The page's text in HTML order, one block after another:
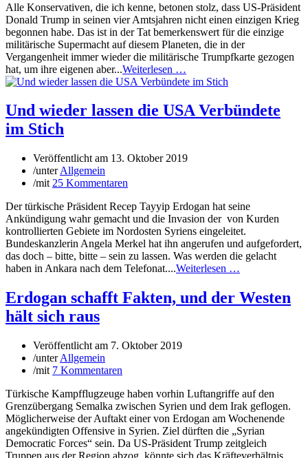
Alle Konservativen, die ich kenne, betonen stolz, dass US-Präsident
Donald Trump in seinen vier Amtsjahren nicht einen einzigen Krieg
begonnen habe. Das ist in der Tat bemerkenswert für die einzige
militärische Supermacht auf diesem Planeten, die in der
Vergangenheit immer wieder die militärische Trumpfkarte gezogen
hat, um ihre eigenen aber...Weiterlesen …
Und wieder lassen die USA Verbündete
im Stich
Veröffentlicht am 13. Oktober 2019
/unterAllgemein
/mit 25 Kommentaren
Der türkische Präsident Recep Tayyip Erdogan hat seine
Ankündigung wahr gemacht und die Invasion der von Kurden
kontrollierten Gebiete im Nordosten Syriens eingeleitet.
Bundeskanzlerin Angela Merkel hat ihn angerufen und aufgefordert,
das doch – bitte, bitte – sein zu lassen. Was werden die gelacht
haben in Ankara nach dem Telefonat....Weiterlesen …
Erdogan schafft Fakten, und der Westen
hält sich raus
Veröffentlicht am 7. Oktober 2019
/unterAllgemein
/mit 7 Kommentaren
Türkische Kampfflugzeuge haben vorhin Luftangriffe auf den
Grenzübergang Semalka zwischen Syrien und dem Irak geflogen.
Möglicherweise der Auftakt einer von Erdogan am Wochenende
angekündigten Offensive in Syrien. Ziel dürften die „Syrian
Democratic Forces“ sein. Da US-Präsident Trump zeitgleich